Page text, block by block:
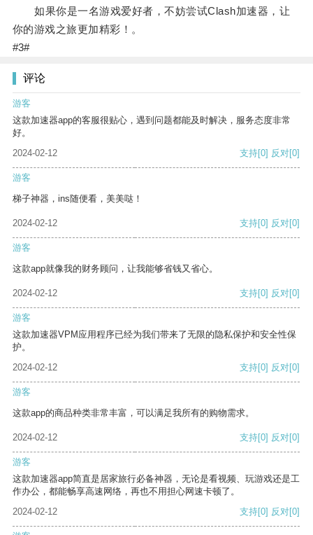
如果你是一名游戏爱好者，不妨尝试Clash加速器，让
你的游戏之旅更加精彩！。
#3#
评论
游客
这款加速器app的客服很贴心，遇到问题都能及时解决，服务态度非常
好。
2024-02-12
支持[0] 反对[0]
游客
梯子神器，ins随便看，美美哒！
2024-02-12 支持[0] 反对[0]
游客
这款app就像我的财务顾问，让我能够省钱又省心。
2024-02-12 支持[0] 反对[0]
游客
这款加速器VPM应用程序已经为我们带来了无限的隐私保护和安全性保
护。
2024-02-12
支持[0] 反对[0]
游客
这款app的商品种类非常丰富，可以满足我所有的购物需求。
2024-02-12 支持[0] 反对[0]
游客
这款加速器app简直是居家旅行必备神器，无论是看视频、玩游戏还是工
作办公，都能畅享高速网络，再也不用担心网速卡顿了。
2024-02-12
支持[0] 反对[0]